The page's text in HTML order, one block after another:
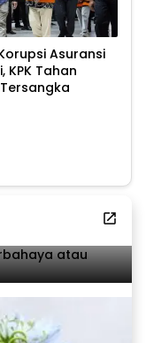
Asuransi
KPK Tahan
atau